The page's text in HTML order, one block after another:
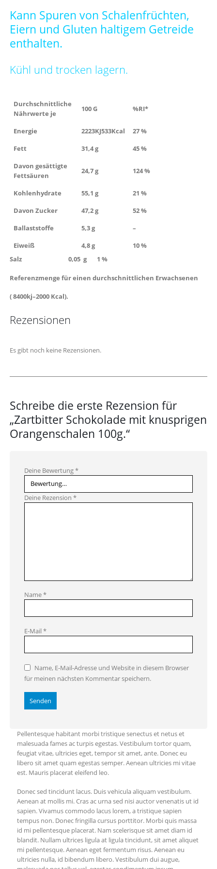
Kann Spuren von Schalenfrüchten,
Eiern und Gluten haltigem Getreide
enthalten.
Kühl und trocken lagern.
Durchschnittliche
Nährwerte je
100 G %RI*
Energie 2223KJ533Kcal
27 %
Fett
31,4 g
45 %
Davon gesättigte
Fettsäuren
24,7 g 124 %
Kohlenhydrate 55,1 g
21 %
Davon Zucker
47,2 g
52 %
Ballaststoffe
5,3 g
–
Eiweiß
4,8 g
10 %
Salz 0,05 g 1 %
Referenzmenge für einen durchschnittlichen Erwachsenen
( 8400kj–2000 Kcal).
Rezensionen
Es gibt noch keine Rezensionen.
Schreibe die erste Rezension für
„Zartbitter Schokolade mit knusprigen
Orangenschalen 100g.“
Deine Bewertung*
Deine Rezension *
Name*
E-Mail *
Name, E-Mail-Adresse und Website in diesem Browser
für meinen nächsten Kommentar speichern.
Pellentesque habitant morbi tristique senectus et netus et
malesuada fames ac turpis egestas. Vestibulum tortor quam,
feugiat vitae, ultricies eget, tempor sit amet, ante. Donec eu
libero sit amet quam egestas semper. Aenean ultricies mi vitae
est. Mauris placerat eleifend leo.
Donec sed tincidunt lacus. Duis vehicula aliquam vestibulum.
Aenean at mollis mi. Cras ac urna sed nisi auctor venenatis ut id
sapien. Vivamus commodo lacus lorem, a tristique sapien
tempus non. Donec fringilla cursus porttitor. Morbi quis massa
id mi pellentesque placerat. Nam scelerisque sit amet diam id
blandit. Nullam ultrices ligula at ligula tincidunt, sit amet aliquet
mi pellentesque. Aenean eget fermentum risus. Aenean eu
ultricies nulla, id bibendum libero. Vestibulum dui augue,